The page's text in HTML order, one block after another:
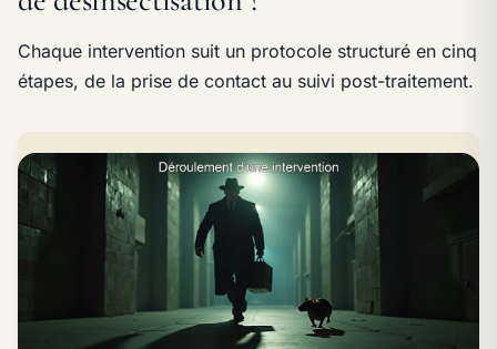
Chaque intervention suit un protocole structuré en cinq
étapes, de la prise de contact au suivi post-traitement.